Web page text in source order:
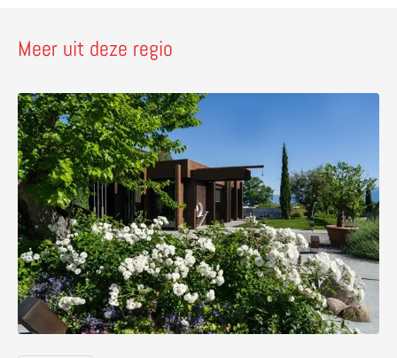
Meer uit deze regio
Lees meer over Cantina Ottella – ontdek hoe wijn en